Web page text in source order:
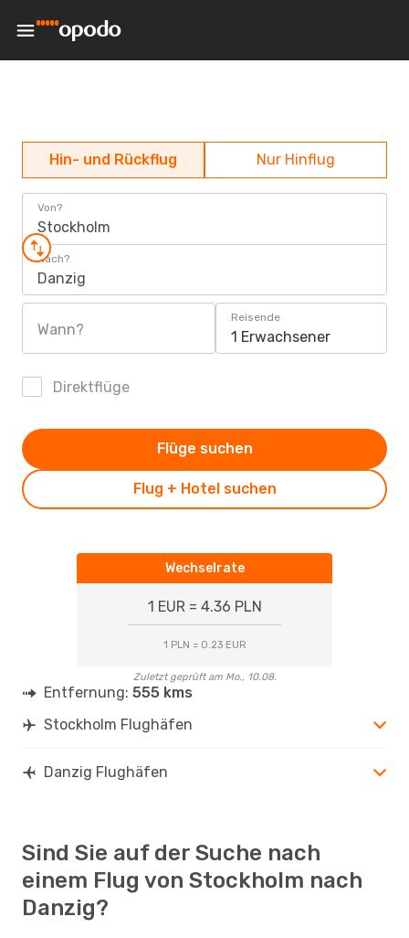
Hin- und Rückflug Nur Hinflug
Von?
Stockholm
Nach?
Danzig
Wann?
Reisende
1 Erwachsener
Direktflüge
Flug + Hotel suchen
Flüge suchen
Wechselrate
1 EUR = 4.36 PLN
1 PLN = 0.23 EUR
Zuletzt geprüft am Mo., 10.08.
Entfernung: 555 kms
Stockholm Flughäfen
Danzig Flughäfen
Sind Sie auf der Suche nach
einem Flug von Stockholm nach
Danzig?